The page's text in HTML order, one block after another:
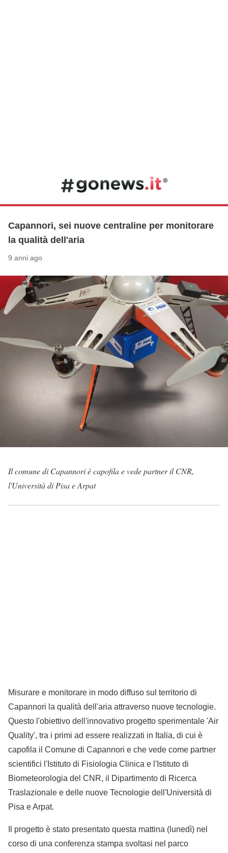
Capannori, sei nuove centraline per monitorare
la qualità dell'aria
9 anni ago
Il comune di Capannori è capofila e vede partner il CNR,
l'Università di Pisa e Arpat
Misurare e monitorare in modo diffuso sul territorio di
Capannori la qualità dell'aria attraverso nuove tecnologie.
Questo l'obiettivo dell'innovativo progetto sperimentale 'Air
Quality', tra i primi ad essere realizzati in Italia, di cui è
capofila il Comune di Capannori e che vede come partner
scientifici l'Istituto di Fisiologia Clinica e l'Istituto di
Biometeorologia del CNR, il Dipartimento di Ricerca
Traslazionale e delle nuove Tecnologie dell'Università di
Pisa e Arpat.
Il progetto è stato presentato questa mattina (lunedì) nel
corso di una conferenza stampa svoltasi nel parco